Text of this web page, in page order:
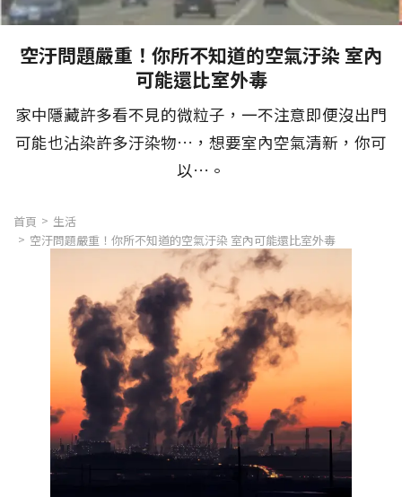
空汙問題嚴重！你所不知道的空氣汙染 室內
可能還比室外毒
家中隱藏許多看不見的微粒子，一不注意即便沒出門
可能也沾染許多汙染物…，想要室內空氣清新，你可
以…。
首頁
生活
空汙問題嚴重！你所不知道的空氣汙染 室內可能還比室外毒